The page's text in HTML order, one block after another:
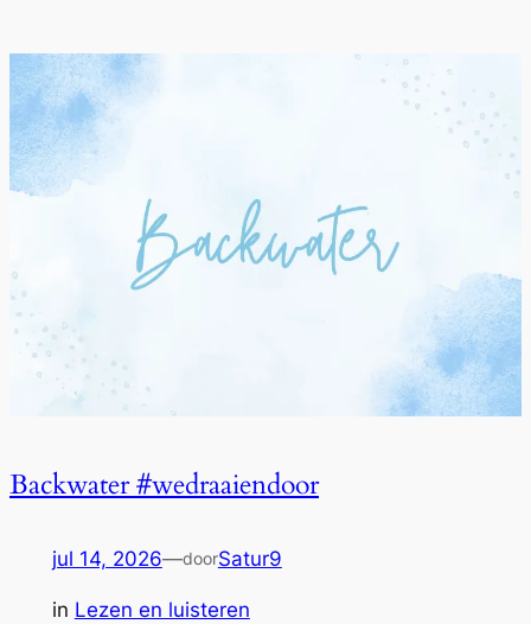
Backwater #wedraaiendoor
jul 14, 2026—doorSatur9
in Lezen en luisteren